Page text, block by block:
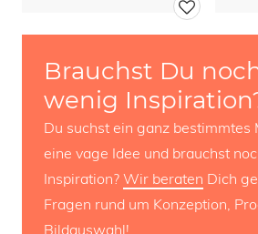
Brauchst Du
wenig
Du suchst ein ganz bestimmtes
eine vage Idee und brauchst
Inspiration? Wir beraten Dich
Fragen rund um Konzeption,
Bildauswahl!